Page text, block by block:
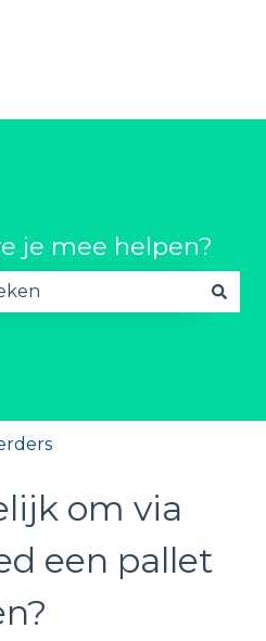
tonen voor vertalingen
je mee helpen?
om via
een pallet